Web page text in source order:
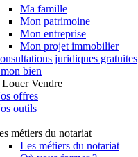
Ma famille
Mon patrimoine
Mon entreprise
Mon projet immobilier
juridiques gratuites
mon bien
Louer Vendre
offres
outils
métiers du notariat
Les métiers du notariat